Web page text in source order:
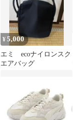
¥5,000
エミ ecoナイロンスク
エアバッグ